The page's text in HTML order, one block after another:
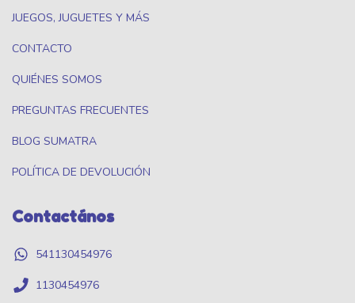
JUEGOS, JUGUETES Y MÁS
CONTACTO
QUIÉNES SOMOS
PREGUNTAS FRECUENTES
BLOG SUMATRA
POLÍTICA DE DEVOLUCIÓN
Contactános
541130454976
1130454976